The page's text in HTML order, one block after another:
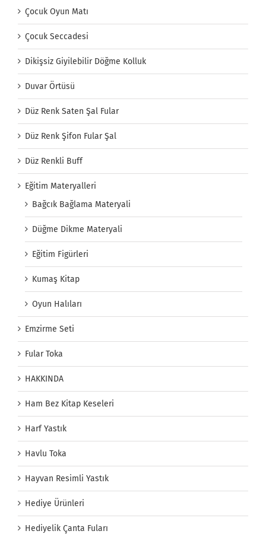
Çocuk Oyun Matı
Çocuk Seccadesi
Dikişsiz Giyilebilir Döğme Kolluk
Duvar Örtüsü
Düz Renk Saten Şal Fular
Düz Renk Şifon Fular Şal
Düz Renkli Buff
Eğitim Materyalleri
Bağcık Bağlama Materyali
Düğme Dikme Materyali
Eğitim Figürleri
Kumaş Kitap
Oyun Halıları
Emzirme Seti
Fular Toka
HAKKINDA
Ham Bez Kitap Keseleri
Harf Yastık
Havlu Toka
Hayvan Resimli Yastık
Hediye Ürünleri
Hediyelik Çanta Fuları